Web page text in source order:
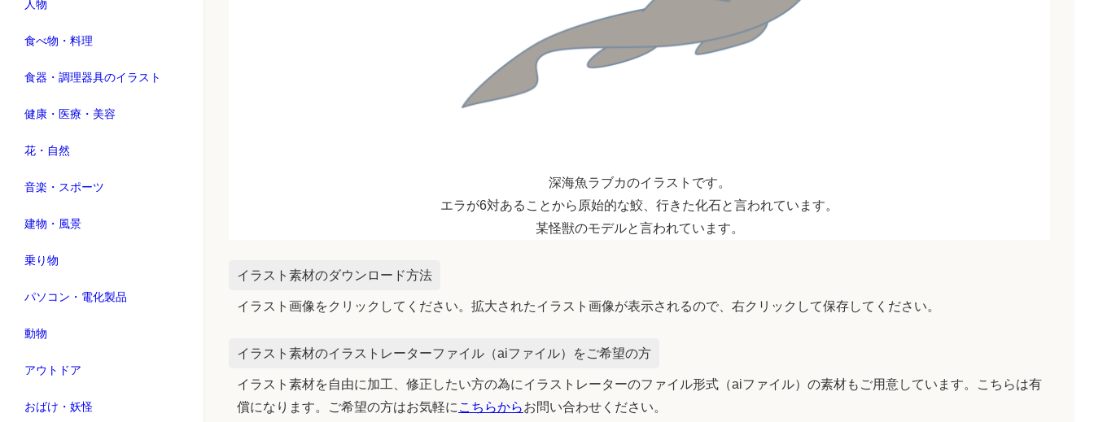
人物
食べ物・料理
食器・調理器具のイラスト
健康・医療・美容
花・自然
音楽・スポーツ
建物・風景
乗り物
パソコン・電化製品
動物
アウトドア
おばけ・妖怪
深海魚ラブカのイラストです。
エラが6対あることから原始的な鮫、行きた化石と言われています。
某怪獣のモデルと言われています。
イラスト素材のダウンロード方法
イラスト画像をクリックしてください。拡大されたイラスト画像が表示されるので、右クリックして保存してください。
イラスト素材のイラストレーターファイル（aiファイル）をご希望の方
イラスト素材を自由に加工、修正したい方の為にイラストレーターのファイル形式（aiファイル）の素材もご用意しています。こちらは有
償になります。ご希望の方はお気軽に こちらからお問い合わせください。